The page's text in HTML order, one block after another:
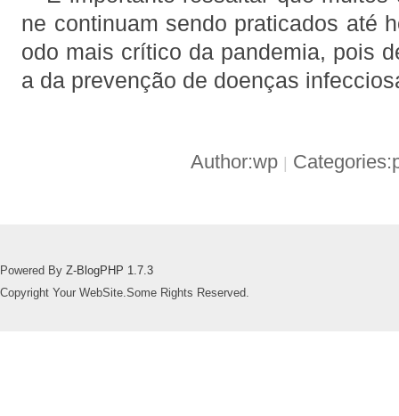
ne continuam sendo praticados até
odo mais crítico da pandemia, pois
a da prevenção de doenças
Author:wp |
Powered By Z-BlogPHP 1.7.3
Copyright Your WebSite.Some Rights Reserved.